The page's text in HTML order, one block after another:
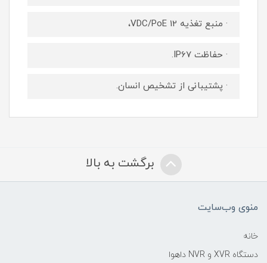
· منبع تغذیه 12 VDC/PoE،
· حفاظت IP67.
· پشتیبانی از تشخیص انسان.
برگشت به بالا
منوی وب‌سایت
خانه
دستگاه XVR و NVR داهوا